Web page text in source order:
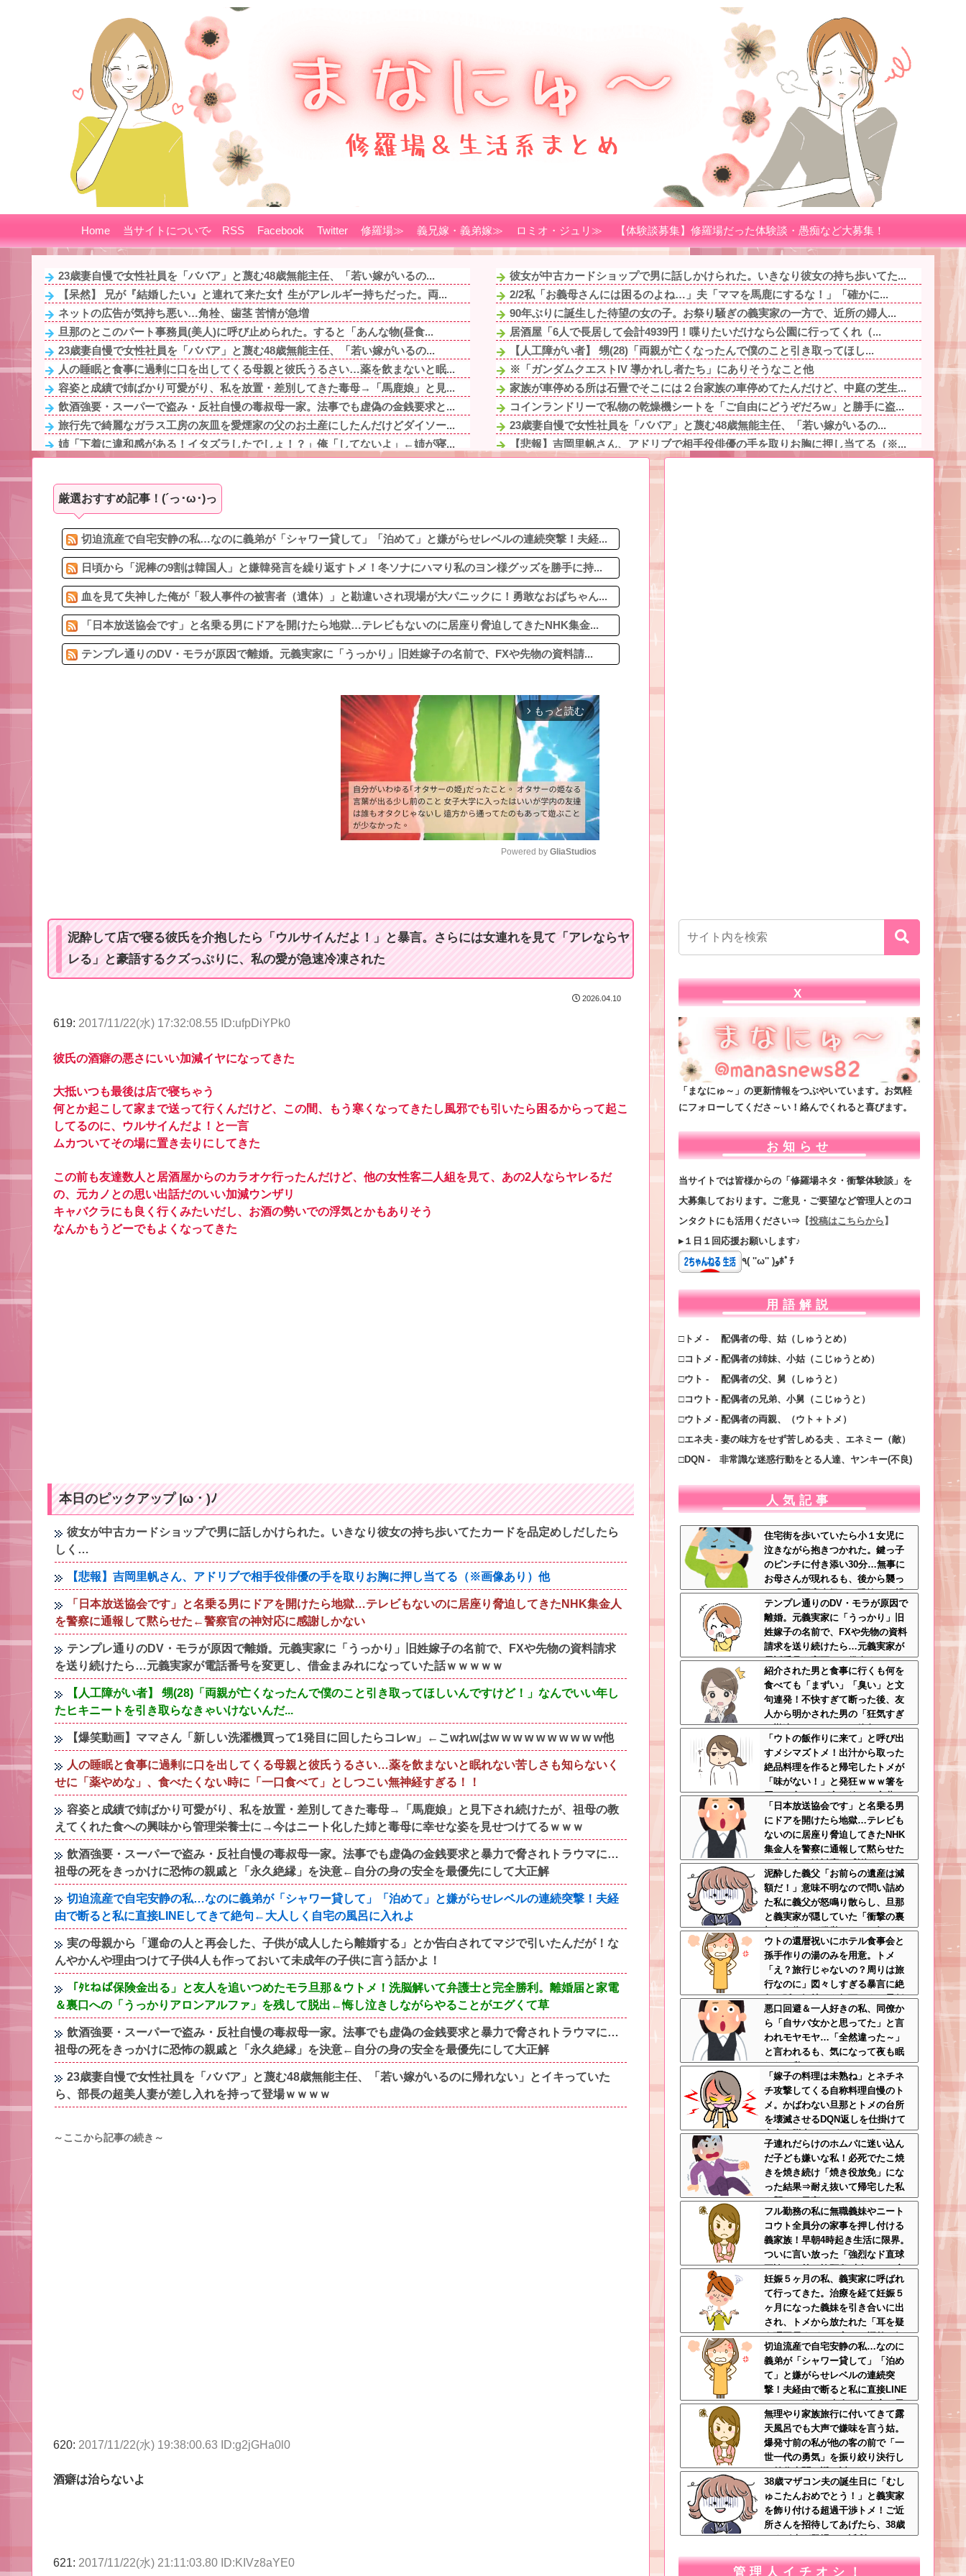
Home 当サイトについて RSS Facebook Twitter 修羅場≫ 義兄嫁・義弟嫁≫ ロミオ・ジュリ≫ 【体験談募集】修羅場だった体験談・愚痴など大募集！
23歳妻自慢で女性社員を「ババア」と蔑む48歳無能主任、「若い嫁がいるの...
【呆然】 兄が『結婚したい』と連れて来た女忄生がアレルギー持ちだった。両...
ネットの広告が気持ち悪い…角栓、歯茎 苦情が急増
旦那のとこのパート事務員(美人)に呼び止められた。すると「あんな物(昼食...
23歳妻自慢で女性社員を「ババア」と蔑む48歳無能主任、「若い嫁がいるの...
人の睡眠と食事に過剰に口を出してくる母親と彼氏うるさい…薬を飲まないと眠...
容姿と成績で姉ばかり可愛がり、私を放置・差別してきた毒母→「馬鹿娘」と見...
飲酒強要・スーパーで盗み・反社自慢の毒叔母一家。法事でも虚偽の金銭要求と...
旅行先で綺麗なガラス工房の灰皿を愛煙家の父のお土産にしたんだけどダイソー...
姉「下着に違和感がある！イタズラしたでしょ！？」俺「してないよ」←姉が寝...
【セール】Dell、HP、NEC、ASUSなどのノートパソコンがセール中...
先生から電話があったんだけど、「〜とか〜」「〜とか考えて〜」と何度も言っ...
90年ぶりに誕生した待望の女の子。お祭り騒ぎの義実家の一方で、近所の婦人...
容姿と成績で姉ばかり可愛がり、私を放置・差別してきた毒母→「馬鹿娘」と見...
彼女が中古カードショップで男に話しかけられた。いきなり彼女の持ち歩いてた...
2/2私「お義母さんには困るのよね…」夫「ママを馬鹿にするな！」「確かに...
90年ぶりに誕生した待望の女の子。お祭り騒ぎの義実家の一方で、近所の婦人...
居酒屋「6人で長居して会計4939円！喋りたいだけなら公園に行ってくれ（...
【人工障がい者】 甥(28)「両親が亡くなったんで僕のこと引き取ってほし...
※「ガンダムクエストIV 導かれし者たち」にありそうなこと他
家族が車停める所は石畳でそこには２台家族の車停めてたんだけど、中庭の芝生...
コインランドリーで私物の乾燥機シートを「ご自由にどうぞだろw」と勝手に盗...
23歳妻自慢で女性社員を「ババア」と蔑む48歳無能主任、「若い嫁がいるの...
【悲報】吉岡里帆さん、アドリブで相手役俳優の手を取りお胸に押し当てる（※...
【爆笑動画】ママさん「新しい洗濯機買って1発目に回したらコレw」←こwれ...
吉野家のステーキ定食1500円他
厳選おすすめ記事！(´っ･ω･)っ
切迫流産で自宅安静の私…なのに義弟が「シャワー貸して」「泊めて」と嫌がらせレベルの連続突撃！夫経...
日頃から「泥棒の9割は韓国人」と嫌韓発言を繰り返すトメ！冬ソナにハマり私のヨン様グッズを勝手に持...
血を見て失神した俺が「殺人事件の被害者（遺体）」と勘違いされ現場が大パニックに！勇敢なおばちゃん...
「日本放送協会です」と名乗る男にドアを開けたら地獄…テレビもないのに居座り脅迫してきたNHK集金...
テンプレ通りのDV・モラが原因で離婚。元義実家に「うっかり」旧姓嫁子の名前で、FXや先物の資料請...
arrow_forward_ios もっと読む
t
Powered by GliaStudios
泥酔して店で寝る彼氏を介抱したら「ウルサイんだよ！」と暴言。さらには女連れを見て「アレならヤ
レる」と豪語するクズっぷりに、私の愛が急速冷凍された
2026.04.10
619: 2017/11/22(水) 17:32:08.55 ID:ufpDiYPk0
彼氏の酒癖の悪さにいい加減イヤになってきた
大抵いつも最後は店で寝ちゃう
何とか起こして家まで送って行くんだけど、この間、もう寒くなってきたし風邪でも引いたら困るからって起こ
してるのに、ウルサイんだよ！と一言
ムカついてその場に置き去りにしてきた
この前も友達数人と居酒屋からのカラオケ行ったんだけど、他の女性客二人組を見て、あの2人ならヤレるだ
の、元カノとの思い出話だのいい加減ウンザリ
キャバクラにも良く行くみたいだし、お酒の勢いでの浮気とかもありそう
なんかもうどーでもよくなってきた
本日のピックアップ |ω・)ﾉ
彼女が中古カードショップで男に話しかけられた。いきなり彼女の持ち歩いてたカードを品定めしだしたら
しく…
【悲報】吉岡里帆さん、アドリブで相手役俳優の手を取りお胸に押し当てる（※画像あり）他
「日本放送協会です」と名乗る男にドアを開けたら地獄…テレビもないのに居座り脅迫してきたNHK集金人
を警察に通報して黙らせた←警察官の神対応に感謝しかない
テンプレ通りのDV・モラが原因で離婚。元義実家に「うっかり」旧姓嫁子の名前で、FXや先物の資料請求
を送り続けたら…元義実家が電話番号を変更し、借金まみれになっていた話ｗｗｗｗｗ
【人工障がい者】 甥(28)「両親が亡くなったんで僕のこと引き取ってほしいんですけど！」なんでいい年し
たヒキニートを引き取らなきゃいけないんだ...
【爆笑動画】ママさん「新しい洗濯機買って1発目に回したらコレw」←こwれwはw w w w w w w w w w他
人の睡眠と食事に過剰に口を出してくる母親と彼氏うるさい…薬を飲まないと眠れない苦しさも知らないく
せに「薬やめな」、食べたくない時に「一口食べて」としつこい無神経すぎる！！
容姿と成績で姉ばかり可愛がり、私を放置・差別してきた毒母→「馬鹿娘」と見下され続けたが、祖母の教
えてくれた食への興味から管理栄養士に→今はニート化した姉と毒母に幸せな姿を見せつけてるｗｗｗ
飲酒強要・スーパーで盗み・反社自慢の毒叔母一家。法事でも虚偽の金銭要求と暴力で脅されトラウマに…
祖母の死をきっかけに恐怖の親戚と「永久絶縁」を決意←自分の身の安全を最優先にして大正解
切迫流産で自宅安静の私…なのに義弟が「シャワー貸して」「泊めて」と嫌がらせレベルの連続突撃！夫経
由で断ると私に直接LINEしてきて絶句←大人しく自宅の風呂に入れよ
実の母親から「運命の人と再会した、子供が成人したら離婚する」とか告白されてマジで引いたんだが！な
んやかんや理由つけて子供4人も作っておいて未成年の子供に言う話かよ！
「ﾀﾋねば保険金出る」と友人を追いつめたモラ旦那＆ウトメ！洗脳解いて弁護士と完全勝利。離婚届と家電
＆裏口への「うっかりアロンアルファ」を残して脱出←悔し泣きしながらやることがエグくて草
飲酒強要・スーパーで盗み・反社自慢の毒叔母一家。法事でも虚偽の金銭要求と暴力で脅されトラウマに…
祖母の死をきっかけに恐怖の親戚と「永久絶縁」を決意←自分の身の安全を最優先にして大正解
23歳妻自慢で女性社員を「ババア」と蔑む48歳無能主任、「若い嫁がいるのに帰れない」とイキっていた
ら、部長の超美人妻が差し入れを持って登場ｗｗｗｗ
～ここから記事の続き～
620: 2017/11/22(水) 19:38:00.63 ID:g2jGHa0l0
酒癖は治らないよ
621: 2017/11/22(水) 21:11:03.80 ID:KIVz8aYE0
X
「まなにゅ～」の更新情報をつぶやいています。お気軽
にフォローしてくださ～い！絡んでくれると喜びます。
お知らせ
当サイトでは皆様からの「修羅場ネタ・衝撃体験談」を
大募集しております。ご意見・ご要望など管理人とのコ
ンタクトにも活用ください⇒ 【投稿はこちらから 】
▸１日１回応援お願いします♪
٩( ''ω'' )وﾎﾟﾁ
用語解説
□トメ - 配偶者の母、姑（しゅうとめ）
□コトメ - 配偶者の姉妹、小姑（こじゅうとめ）
□ウト - 配偶者の父、舅（しゅうと）
□コウト - 配偶者の兄弟、小舅（こじゅうと）
□ウトメ - 配偶者の両親、（ウト＋トメ）
□エネ夫 - 妻の味方をせず苦しめる夫 、エネミー（敵）
□DQN - 非常識な迷惑行動をとる人達、ヤンキー(不良)
人気記事
住宅街を歩いていたら小１女児に
泣きながら抱きつかれた。鍵っ子
のピンチに付き添い30分…無事に
お母さんが現れるも、後から襲っ
てきた「不審者扱いの恐怖」←親
切心が裏目に出るかもしれない世
の中怖すぎる
テンプレ通りのDV・モラが原因で
離婚。元義実家に「うっかり」旧
姓嫁子の名前で、FXや先物の資料
請求を送り続けたら…元義実家が
電話番号を変更し、借金まみれに
なっていた話ｗｗｗｗｗ
紹介された男と食事に行くも何を
食べても「まずい」「臭い」と文
句連発！不快すぎて断った後、友
人から明かされた男の「狂気すぎ
る勘違いシナリオ」に絶句ｗｗ←
手料理食べたいなら素直に言え
「ウトの飯作りに来て」と呼び出
すメシマズトメ！出汁から取った
絶品料理を作ると帰宅したトメが
「味がない！」と発狂ｗｗｗ箸を
置いた良ウトが言い放った言葉と
は←良ウトさんの神対応にスカッ
とする
「日本放送協会です」と名乗る男
にドアを開けたら地獄…テレビも
ないのに居座り脅迫してきたNHK
集金人を警察に通報して黙らせた
←警察官の神対応に感謝しかない
泥酔した義父「お前らの遺産は減
額だ！」意味不明なので問い詰め
た私に義父が怒鳴り散らし、旦那
と義実家が隠していた「衝撃の裏
切り行為」が発覚ｗｗｗ←知らん
間に200万払われてて草
ウトの還暦祝いにホテル食事会と
孫手作りの湯のみを用意。トメ
「え？旅行じゃないの？周りは旅
行なのに」図々しすぎる暴言に絶
句←孫の気持ちを無下にする最低
ババア
悪口回避＆一人好きの私、同僚か
ら「自サバ女かと思ってた」と言
われモヤモヤ…「全然違った～」
と言われるも、気になって夜も眠
れない私はどこがサバサバ？←ネ
チネチ気にしてる時点で自サバじ
ゃない
「嫁子の料理は未熟ね」とネチネ
チ攻撃してくる自称料理自慢のト
メ。かばわない旦那とトメの台所
を壊滅させるDQN返しを仕掛けて
実家に脱出←かばわない旦那も一
緒に痛い目見ろ
子連れだらけのホムパに迷い込ん
だ子ども嫌いな私！必死でたこ焼
きを焼き続け「焼き役放免」にな
った結果⇒耐え抜いて帰宅した私
を襲った異変ｗｗｗ←ストレスで3
7.5度の熱が出るのは凄まじい
フル勤務の私に無職義妹やニート
コウト全員分の家事を押し付ける
義家族！早朝4時起き生活に限界。
ついに言い放った「強烈なド直球
正論」に義一族阿鼻叫喚ｗｗ←怠
け者どもに正論のナイフをグサリ
妊娠５ヶ月の私、義実家に呼ばれ
て行ってきた。治療を経て妊娠５
ヶ月になった義妹を引き合いに出
され、トメから放たれた「耳を疑
う理不尽すぎる一言」に愕然←妊
娠時期の操作とか超能力者かよ
切迫流産で自宅安静の私…なのに
義弟が「シャワー貸して」「泊め
て」と嫌がらせレベルの連続突
撃！夫経由で断ると私に直接LINE
してきて絶句←大人しく自宅の風
呂に入れよ
無理やり家族旅行に付いてきて露
天風呂でも大声で嫌味を言う姑。
爆発寸前の私が他の客の前で「一
世一代の勇気」を振り絞り決行し
た前代未聞の返り討ちがこちら←
身体を張った捨て身の反撃すぎる
38歳マザコン夫の誕生日に「むし
ゅこたんおめでとう！」と義実家
を飾り付ける超過干渉トメ！ご近
所さんを招待してあげたら、38歳
メタボ夫が登場して近所のおじい
管理人イチオシ！